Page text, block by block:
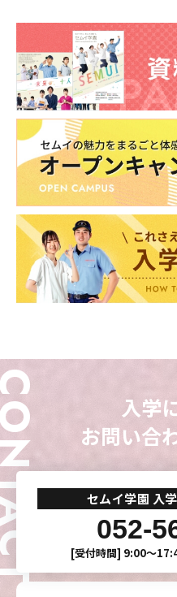
入学
お問い合
セムイ学園 入
052-
[受付時間] 9:00〜